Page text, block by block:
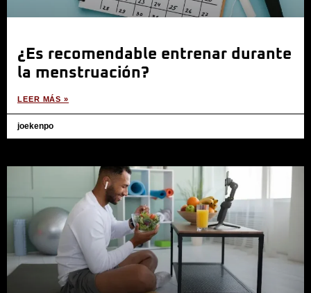
¿Es recomendable entrenar durante
la menstruación?
LEER MÁS »
joekenpo